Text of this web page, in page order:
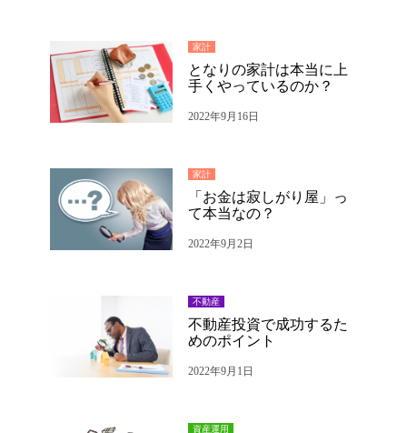
家計
となりの家計は本当に上
手くやっているのか？
2022年9月16日
家計
「お金は寂しがり屋」っ
て本当なの？
2022年9月2日
不動産
不動産投資で成功するた
めのポイント
2022年9月1日
資産運用